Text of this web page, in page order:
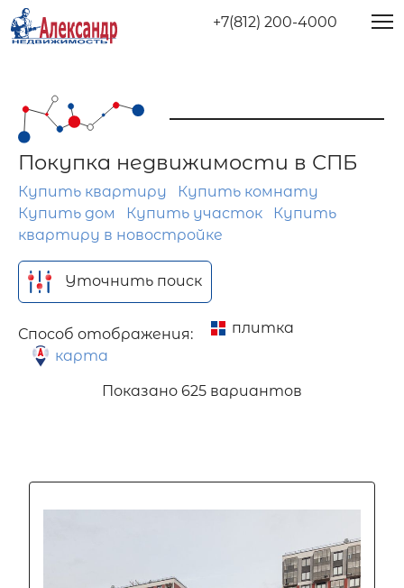
+7(812) 200-4000
Покупка недвижимости в СПБ
Купить квартиру
Купить комнату
Купить дом
Купить участок
Купить
квартиру в новостройке
Уточнить поиск
Способ отображения:
плитка
карта
Показано 625 вариантов